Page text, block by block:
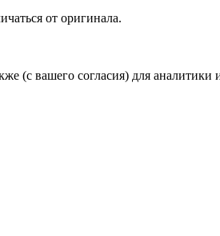
от оригинала.
(с вашего согласия) для